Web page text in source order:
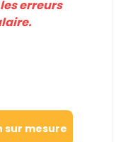
erreurs
sur mesure